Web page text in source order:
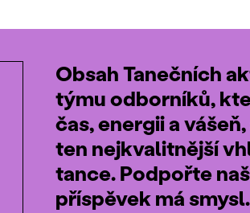
Obsah Tanečních
týmu odborníků,
čas, energii a
ten nejkvalitnější
tance. Podpořte
příspěvek má smysl.